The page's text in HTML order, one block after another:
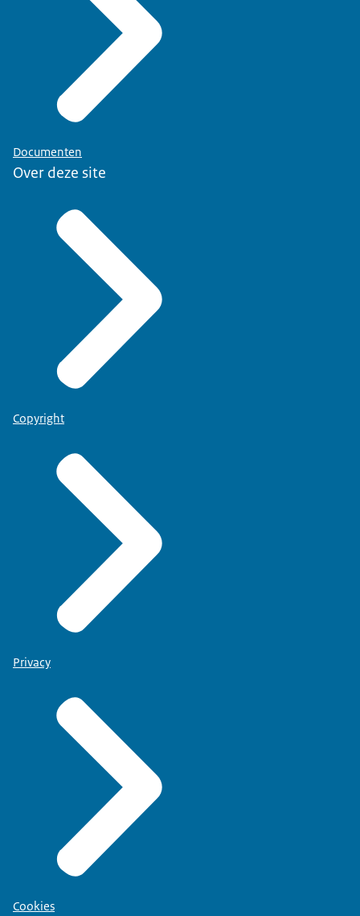
Documenten
Over deze site
Copyright
Privacy
Cookies